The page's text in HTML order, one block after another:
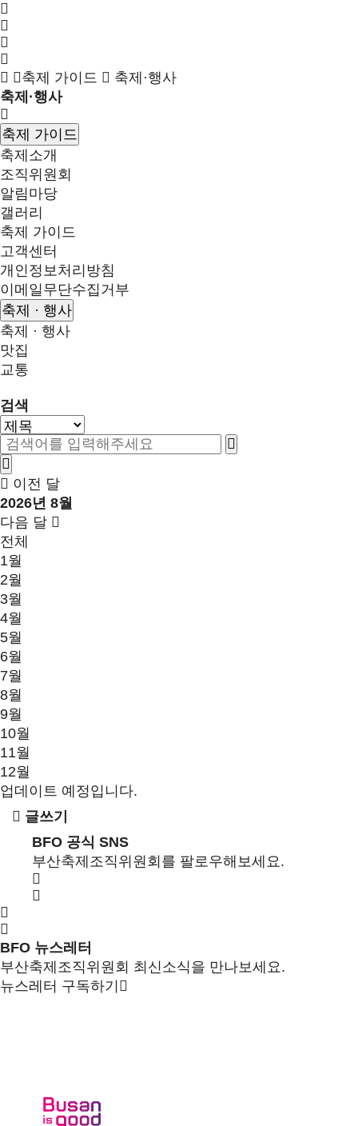
축제 가이드
축제·행사
축제·행사
축제 가이드
축제소개
조직위원회
알림마당
갤러리
축제 가이드
고객센터
개인정보처리방침
이메일무단수집거부
축제 · 행사
축제 · 행사
맛집
교통
검색
이전 달
2026년 8월
다음 달
전체
1월
2월
3월
4월
5월
6월
7월
8월
9월
10월
11월
12월
업데이트 예정입니다.
글쓰기
BFO 공식 SNS
부산축제조직위원회를 팔로우해보세요.
BFO 뉴스레터
부산축제조직위원회 최신소식을 만나보세요.
뉴스레터 구독하기